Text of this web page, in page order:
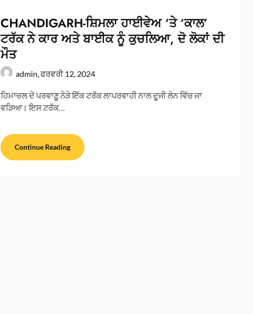
CHANDIGARH-ਸ਼ਿਮਲਾ ਹਾਈਵੇਅ ‘ਤੇ ‘ਕਾਲ’
ਟਰੱਕ ਨੇ ਕਾਰ ਅਤੇ ਬਾਈਕ ਨੂੰ ਕੁਚਲਿਆ, ਦੋ ਲੋਕਾਂ ਦੀ
ਮੌਤ
admin,ਫਰਵਰੀ 12, 2024
ਹਿਮਾਚਲ ਦੇ ਪਰਵਾਣੂ ਨੇੜੇ ਇੱਕ ਟਰੱਕ ਲਾਪਰਵਾਹੀ ਨਾਲ ਦੂਜੀ ਲੇਨ ਵਿੱਚ ਜਾ
ਵੜਿਆ। ਇਸ ਟਰੱਕ…
Continue Reading